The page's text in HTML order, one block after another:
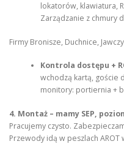
lokatorów, klawiatura,
Zarządzanie z chmury
Firmy Bronisze, Duchnice,
Kontrola dostępu +
wchodzą kartą, goście
monitory: portiernia +
4. Montaż – mamy SEP,
Pracujemy czysto.
Przewody idą w peszlach